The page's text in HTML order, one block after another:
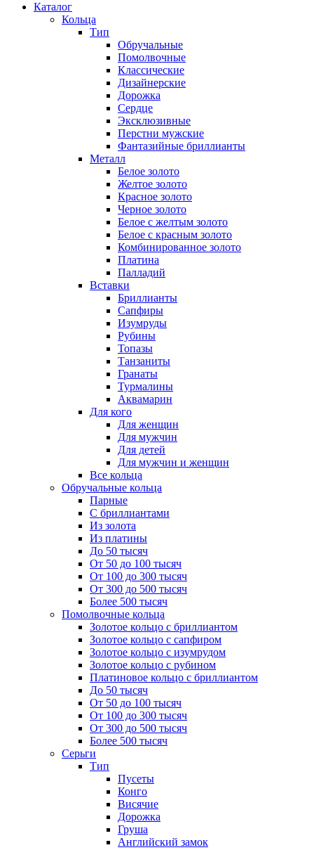
Каталог
Кольца
Тип
Обручальные
Помолвочные
Классические
Дизайнерские
Дорожка
Сердце
Эксклюзивные
Перстни мужские
Фантазийные бриллианты
Металл
Белое золото
Желтое золото
Красное золото
Черное золото
Белое с желтым золото
Белое с красным золото
Комбинированное золото
Платина
Палладий
Вставки
Бриллианты
Сапфиры
Изумруды
Рубины
Топазы
Танзаниты
Гранаты
Турмалины
Аквамарин
Для кого
Для женщин
Для мужчин
Для детей
Для мужчин и женщин
Все кольца
Обручальные кольца
Парные
С бриллиантами
Из золота
Из платины
До 50 тысяч
От 50 до 100 тысяч
От 100 до 300 тысяч
От 300 до 500 тысяч
Более 500 тысяч
Помолвочные кольца
Золотое кольцо с бриллиантом
Золотое кольцо с сапфиром
Золотое кольцо с изумрудом
Золотое кольцо с рубином
Платиновое кольцо с бриллиантом
До 50 тысяч
От 50 до 100 тысяч
От 100 до 300 тысяч
От 300 до 500 тысяч
Более 500 тысяч
Серьги
Тип
Пусеты
Конго
Висячие
Дорожка
Груша
Английский замок